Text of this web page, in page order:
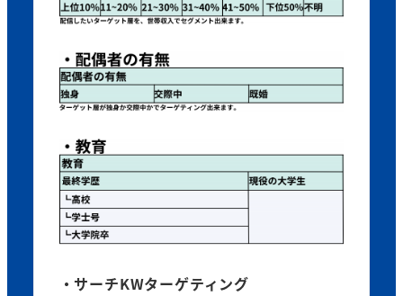
・サーチKWターゲティング